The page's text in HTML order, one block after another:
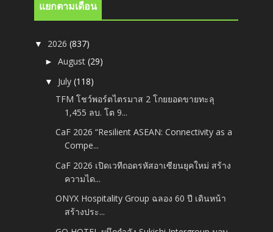
แยกตามเดือน
▼ 2026(837)
►August(29)
▼ July(118)
TFM โชว์พอร์ตไตรมาส 2 โกยยอดขายทะลุ
1,455 ลบ. โต 9...
CaF 2026 “Resilient ASEAN: Connectivity as a
Compe...
CaF 2026 เปิดเวทีถอดรหัสอาเซียนยุคใหม่ สร้าง
ความได...
ONYX Hospitality Group ฉลอง 60 ปี เดินหน้า
สร้างประ...